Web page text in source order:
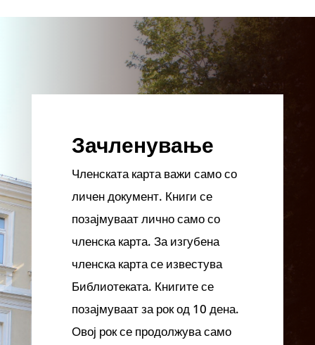
Зачленување
Членската карта важи само со
личен документ. Книги се
позајмуваат лично само со
членска карта. За изгубена
членска карта се известува
Библиотеката. Книгите се
позајмуваат за рок од 10 дена.
Овој рок се продолжува само